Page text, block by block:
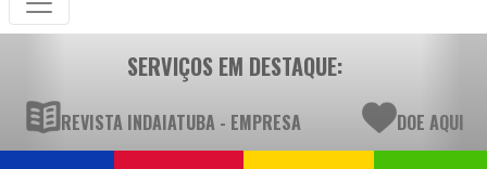
SERVIÇOS EM DESTAQUE:
REVISTA INDAIATUBA - EMPRESA DOE AQUI